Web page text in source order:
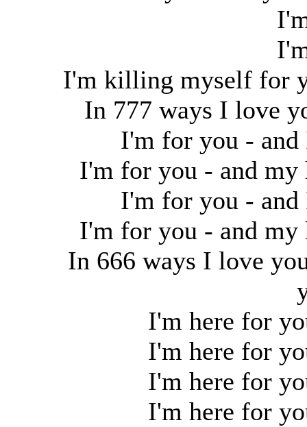
I'm killing myself for
In 777 ways I love
I'm for you -
I'm for you - and my
I'm for you -
I'm for you - and my
In 666 ways I love
I'm here for
I'm here for
I'm here for
I'm here for